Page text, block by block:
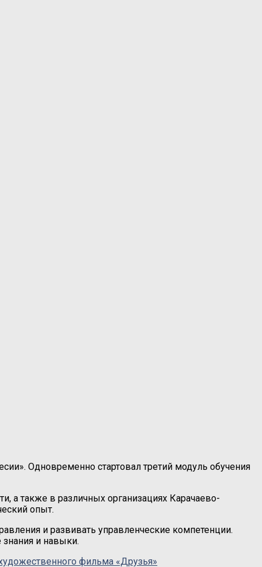
Одновременно стартовал третий модуль обучения
а также в различных организациях Карачаево-
опыт.
и развивать управленческие компетенции.
и навыки.
фильма «Друзья»